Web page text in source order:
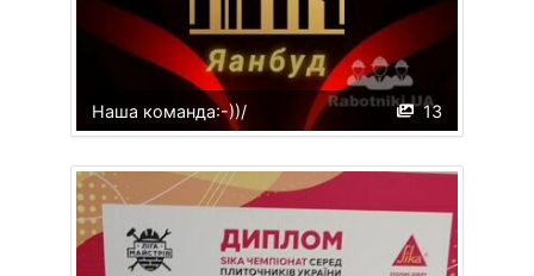
13
Наша команда:-))/